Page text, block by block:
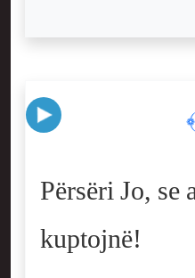
Përsëri Jo, se
kuptojnë!